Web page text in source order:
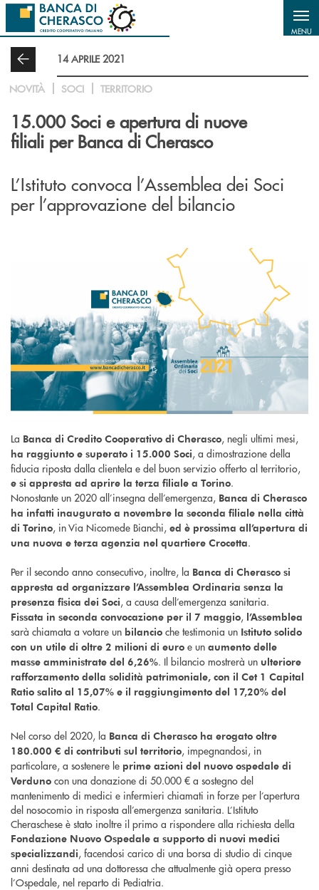
Salta al contenuto principale
MENU
14 APRILE 2021
NOVITÀ SOCI TERRITORIO
15.000 Soci e apertura di nuove
filiali per Banca di Cherasco
L’Istituto convoca l’Assemblea dei Soci
per l’approvazione del bilancio
La Banca di Credito Cooperativo di Cherasco, negli ultimi mesi,
ha raggiunto e superato i 15.000 Soci, a dimostrazione della
fiducia riposta dalla clientela e del buon servizio offerto al territorio,
e si appresta ad aprire la terza filiale a Torino.
Nonostante un 2020 all’insegna dell’emergenza, Banca di Cherasco
ha infatti inaugurato a novembre la seconda filiale nella città
di Torino, in Via Nicomede Bianchi, ed è prossima all’apertura di
una nuova e terza agenzia nel quartiere Crocetta.
Per il secondo anno consecutivo, inoltre, la Banca di Cherasco si
appresta ad organizzare l’Assemblea Ordinaria senza la
presenza fisica dei Soci, a causa dell’emergenza sanitaria.
Fissata in seconda convocazione per il 7 maggio, l’Assemblea
sarà chiamata a votare un bilancio che testimonia un Istituto solido
con un utile di oltre 2 milioni di euro e un aumento delle
masse amministrate del 6,26%. Il bilancio mostrerà un ulteriore
rafforzamento della solidità patrimoniale, con il Cet 1 Capital
Ratio salito al 15,07% e il raggiungimento del 17,20% del
Total Capital Ratio.
Nel corso del 2020, la Banca di Cherasco ha erogato oltre
180.000 € di contributi sul territorio, impegnandosi, in
particolare, a sostenere le prime azioni del nuovo ospedale di
Verduno con una donazione di 50.000 € a sostegno del
mantenimento di medici e infermieri chiamati in forze per l’apertura
del nosocomio in risposta all’emergenza sanitaria. L’Istituto
Cheraschese è stato inoltre il primo a rispondere alla richiesta della
Fondazione Nuovo Ospedale a supporto di nuovi medici
specializzandi, facendosi carico di una borsa di studio di cinque
anni destinata ad una dottoressa che attualmente già opera presso
l’Ospedale, nel reparto di Pediatria.